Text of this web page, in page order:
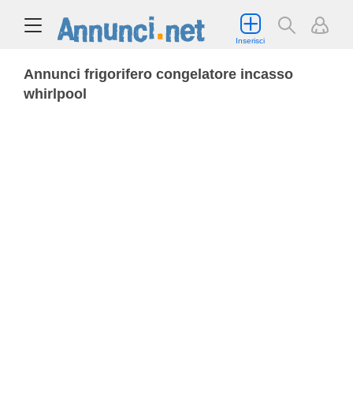
Inserisci
Annunci frigorifero congelatore incasso
whirlpool